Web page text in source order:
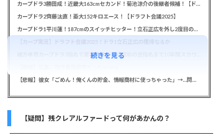
カープドラ3勝田成！近畿大163cmセカンド！菊池涼介の後継者候補！【ドラフト会議2025】
カープドラ2齊藤汰直！亜大152キロエース！【ドラフト会議2025】
カープドラ1平川蓮！187cmのスイッチヒッター！立石正広を外し2度目の重複も新井監督がクジを引き当てる！【ドラフト会議2025】
【悲報】彼女「ごめん！俺くんの貯金、情報商材に使っちゃった」→…問い詰めたらギャン泣きされたんだが俺が悪いのか？
【疑問】残クレアルファードって何があかんの？
続きを見る